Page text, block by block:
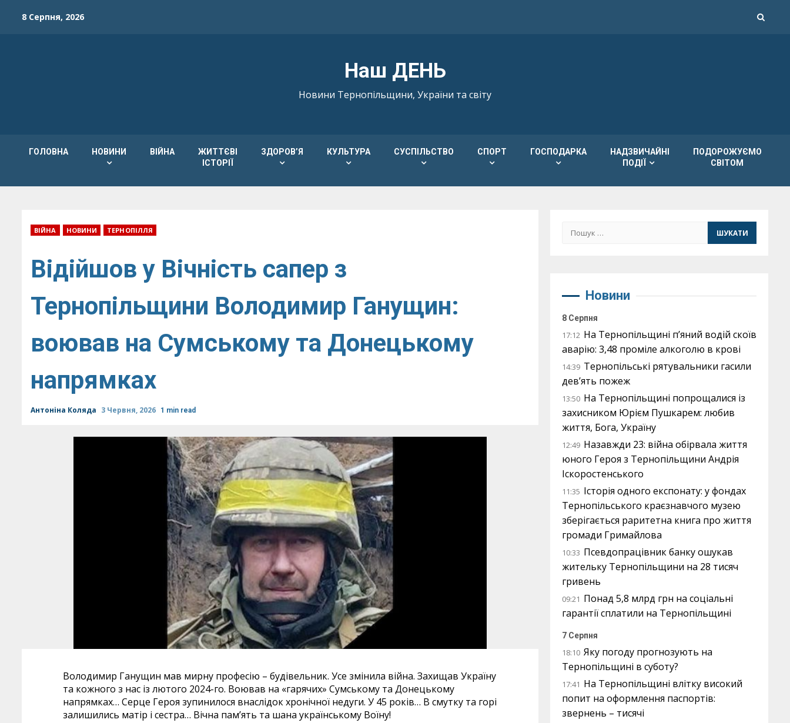
8 Серпня, 2026
Наш ДЕНЬ
Новини Тернопільщини, України та світу
ГОЛОВНА НОВИНИ ВІЙНА
ЖИТТЄВІ
ІСТОРІЇ
ЗДОРОВ’Я КУЛЬТУРА СУСПІЛЬСТВО СПОРТ ГОСПОДАРКА
НАДЗВИЧАЙНІ
ПОДІЇ
ПОДОРОЖУЄМО
СВІТОМ
ВІЙНА НОВИНИ ТЕРНОПІЛЛЯ
Відійшов у Вічність сапер з
Тернопільщини Володимир Ганущин:
воював на Сумському та Донецькому
напрямках
Антоніна Коляда 3 Червня, 2026 1 min read
Володимир Ганущин мав мирну професію – будівельник. Усе змінила війна. Захищав Україну
та кожного з нас із лютого 2024-го. Воював на «гарячих» Сумському та Донецькому
напрямках… Серце Героя зупинилося внаслідок хронічної недуги. У 45 років… В смутку та горі
залишились матір і сестра… Вічна пам’ять та шана українському Воїну!
Пошук:
Новини
8 Серпня
17:12 На Тернопільщині п’яний водій скоїв
аварію: 3,48 проміле алкоголю в крові
14:39 Тернопільські рятувальники гасили
дев’ять пожеж
13:50 На Тернопільщині попрощалися із
захисником Юрієм Пушкарем: любив
життя, Бога, Україну
12:49 Назавжди 23: війна обірвала життя
юного Героя з Тернопільщини Андрія
Іскоростенського
11:35 Історія одного експонату: у фондах
Тернопільського краєзнавчого музею
зберігається раритетна книга про життя
громади Гримайлова
10:33 Псевдопрацівник банку ошукав
жительку Тернопільщини на 28 тисяч
гривень
09:21 Понад 5,8 млрд грн на соціальні
гарантії сплатили на Тернопільщині
7 Серпня
18:10 Яку погоду прогнозують на
Тернопільщині в суботу?
17:41 На Тернопільщині влітку високий
попит на оформлення паспортів:
звернень – тисячі